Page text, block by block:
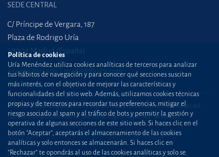
SEDE CENTRAL
C/ Príncipe de Vergara, 187
Plaza de Rodrigo Uría
28002 Madrid (España)
+34 915 860 400 madrid@uria.com
Uría Menéndez Abogados, S.L.P. | Registro Mercantil de Madrid, Tomo 24490 del
Libro de Inscripciones Folio 42, Sección 8, Hoja M-43976. NIF: B28563963
Mapa web Política de cookies
Política de privacidad Política de Seguridad de la
Política de cookies
Uría Menéndez utiliza cookies analíticas de terceros para analizar
tus hábitos de navegación y para conocer qué secciones suscitan
más interés, con el objetivo de mejorar las características y
funcionalidades del sitio web. Además, utilizamos cookies técnicas
propias y de terceros para recordar tus preferencias, mitigar el
riesgo asociado al spam y al tráfico de bots y permitir la gestión y
operativa de algunas secciones de este sitio web. Si haces clic en el
botón "Aceptar", aceptarás el almacenamiento de las cookies
analíticas y solo entonces se almacenarán. Si haces clic en
“Rechazar” te opondrás al uso de las cookies analíticas y solo se